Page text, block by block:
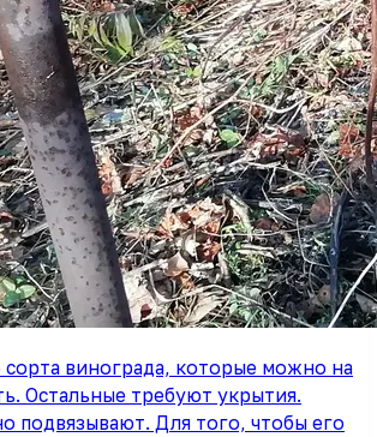
сорта винограда, которые можно на
Остальные требуют укрытия.
подвязывают. Для того, чтобы его